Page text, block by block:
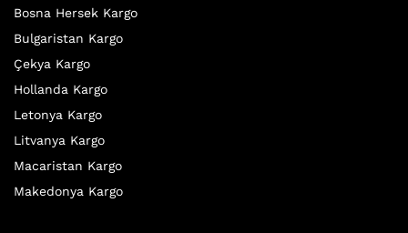
Bosna Hersek Kargo
Bulgaristan Kargo
Çekya Kargo
Hollanda Kargo
Letonya Kargo
Litvanya Kargo
Macaristan Kargo
Makedonya Kargo